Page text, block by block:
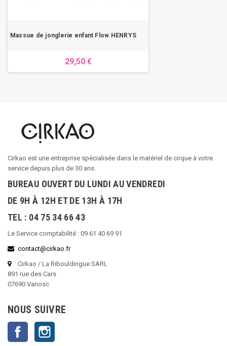
Massue de jonglerie enfant Flow HENRYS
29,50 €
Cirkao est une entreprise spécialisée dans le matériel de cirque à votre
service depuis plus de 30 ans.
BUREAU OUVERT DU LUNDI AU VENDREDI
DE 9H À 12H ET DE 13H À 17H
TEL : 04 75 34 66 43
Le Service comptabilité : 09 61 40 69 91
contact@cirkao.fr
Cirkao / La Ribouldingue SARL
891 rue des Cars
07690 Vanosc
NOUS SUIVRE
Facebook